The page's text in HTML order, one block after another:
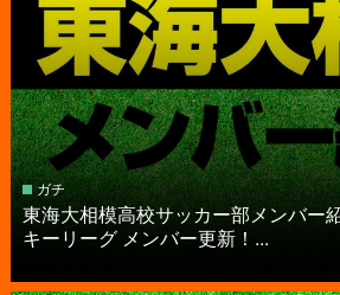
ガチ
東海大相模高校サッカー部メンバー
キーリーグ メンバー更新！...